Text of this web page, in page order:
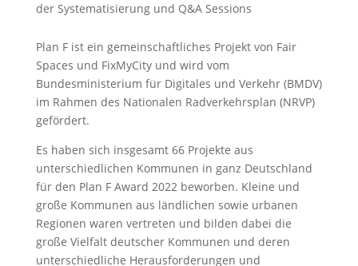
der Systematisierung und Q&A Sessions
Plan F ist ein gemeinschaftliches Projekt von Fair
Spaces und FixMyCity und wird vom
Bundesministerium für Digitales und Verkehr (BMDV)
im Rahmen des Nationalen Radverkehrsplan (NRVP)
gefördert.
Es haben sich insgesamt 66 Projekte aus
unterschiedlichen Kommunen in ganz Deutschland
für den Plan F Award 2022 beworben. Kleine und
große Kommunen aus ländlichen sowie urbanen
Regionen waren vertreten und bilden dabei die
große Vielfalt deutscher Kommunen und deren
unterschiedliche Herausforderungen und